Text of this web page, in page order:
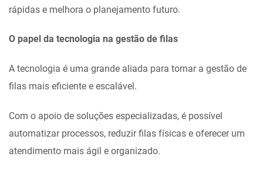
rápidas e melhora o planejamento futuro.
O papel da tecnologia na gestão de filas
A tecnologia é uma grande aliada para tornar a gestão de
filas mais eficiente e escalável.
Com o apoio de soluções especializadas, é possível
automatizar processos, reduzir filas físicas e oferecer um
atendimento mais ágil e organizado.